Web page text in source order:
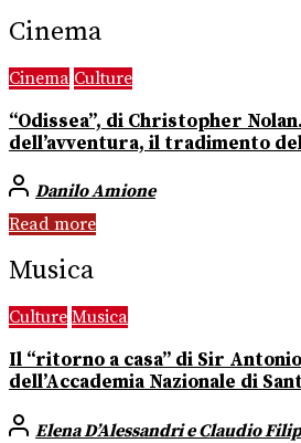
Cinema
Cinema Culture
“Odissea”, di Christopher
dell’avventura, il tradimento
Danilo Amione
Read more
Musica
Culture Musica
Il “ritorno a casa” di Sir
dell’Accademia Nazionale di
Elena D’Alessandri e Claudio